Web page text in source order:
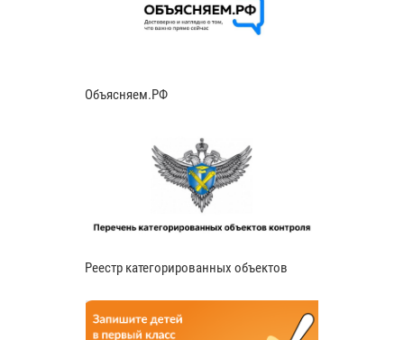
Объясняем.РФ
Реестр категорированных объектов